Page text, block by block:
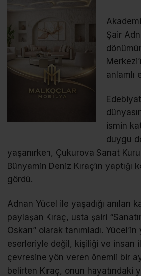
Şair
anlamlı
ismin
duygu
yaşanırken, Çukurova Sanat
Bünyamin Deniz Kıraç’ın
gördü.
Adnan Yücel ile yaşadığı anıları
paylaşan Kıraç, usta şairi
Oskarı” olarak tanımladı. Yücel’in
eserleriyle değil, kişiliği ve insan
çevresine yön veren önemli bir
belirten Kıraç, onun hayatındaki